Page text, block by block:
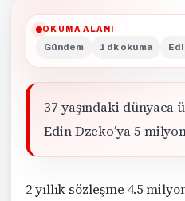
OKUMA ALANI
Gündem 1 dk okuma
37 yaşındaki dünyaca
Edin Dzeko’ya 5
2 yıllık sözleşme 4.5